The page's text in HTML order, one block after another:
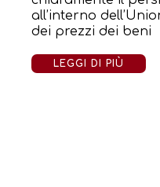
all’interno
dei prezzi dei beni
LEGGI DI PIÙ